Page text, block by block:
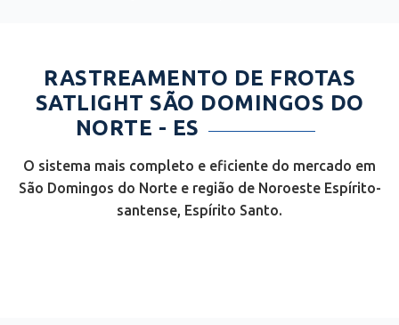
RASTREAMENTO DE FROTAS
SATLIGHT SÃO DOMINGOS DO
NORTE - ES
O sistema mais completo e eficiente do mercado em
São Domingos do Norte e região de Noroeste Espírito-
santense, Espírito Santo.